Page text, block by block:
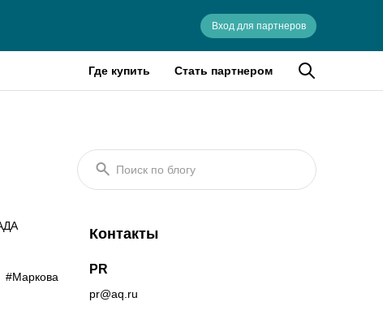
Вход для партнеров
Где купить Стать партнером
Поиск по блогу
#Маркова
Контакты
PR
pr@aq.ru